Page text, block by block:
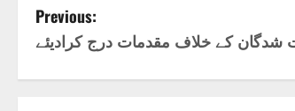
P
o
Previous:
شدگان کے خلاف مقدمات درج کرادیئے